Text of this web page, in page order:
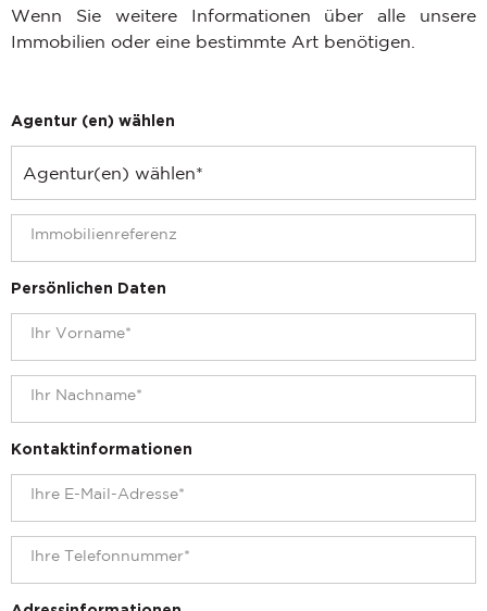
Wenn Sie weitere Informationen über alle unsere
Immobilien oder eine bestimmte Art benötigen.
Agentur (en) wählen
Persönlichen Daten
Kontaktinformationen